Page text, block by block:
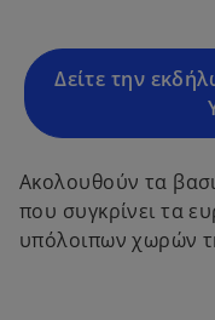
Δείτε την
Ακολουθούν τα
που συγκρίνει τα
υπόλοιπων χωρών